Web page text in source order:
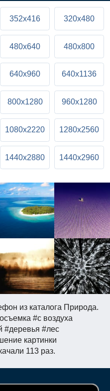
из каталога Природа.
#c воздуха
#деревья #лес
картинки
113 раз.
352x416 320x480
480x640 480x800
640x960 640x1136
800x1280 960x1280
1080x2220 1280x2560
1440x2880 1440x2960